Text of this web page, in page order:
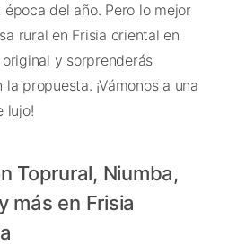
del año. Pero lo mejor
rural en Frisia oriental en
y sorprenderás
propuesta. ¡Vámonos a una
lujo!
Toprural, Niumba,
más en Frisia